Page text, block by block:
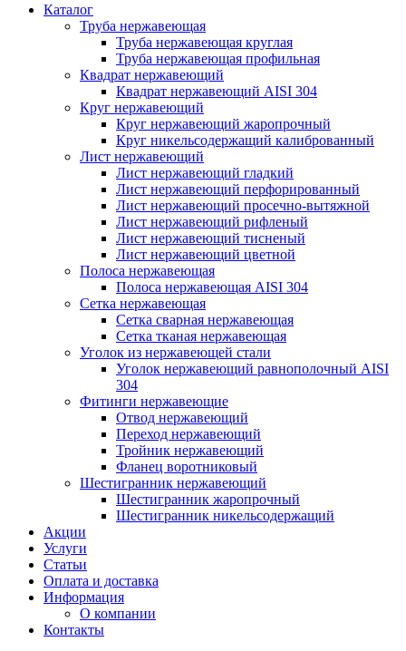
Каталог
Труба нержавеющая
Труба нержавеющая круглая
Труба нержавеющая профильная
Квадрат нержавеющий
Квадрат нержавеющий AISI 304
Круг нержавеющий
Круг нержавеющий жаропрочный
Круг никельсодержащий калиброванный
Лист нержавеющий
Лист нержавеющий гладкий
Лист нержавеющий перфорированный
Лист нержавеющий просечно-вытяжной
Лист нержавеющий рифленый
Лист нержавеющий тисненый
Лист нержавеющий цветной
Полоса нержавеющая
Полоса нержавеющая AISI 304
Сетка нержавеющая
Сетка сварная нержавеющая
Сетка тканая нержавеющая
Уголок из нержавеющей стали
Уголок нержавеющий равнополочный AISI
304
Фитинги нержавеющие
Отвод нержавеющий
Переход нержавеющий
Тройник нержавеющий
Фланец воротниковый
Шестигранник нержавеющий
Шестигранник жаропрочный
Шестигранник никельсодержащий
Акции
Услуги
Статьи
Оплата и доставка
Информация
О компании
Контакты